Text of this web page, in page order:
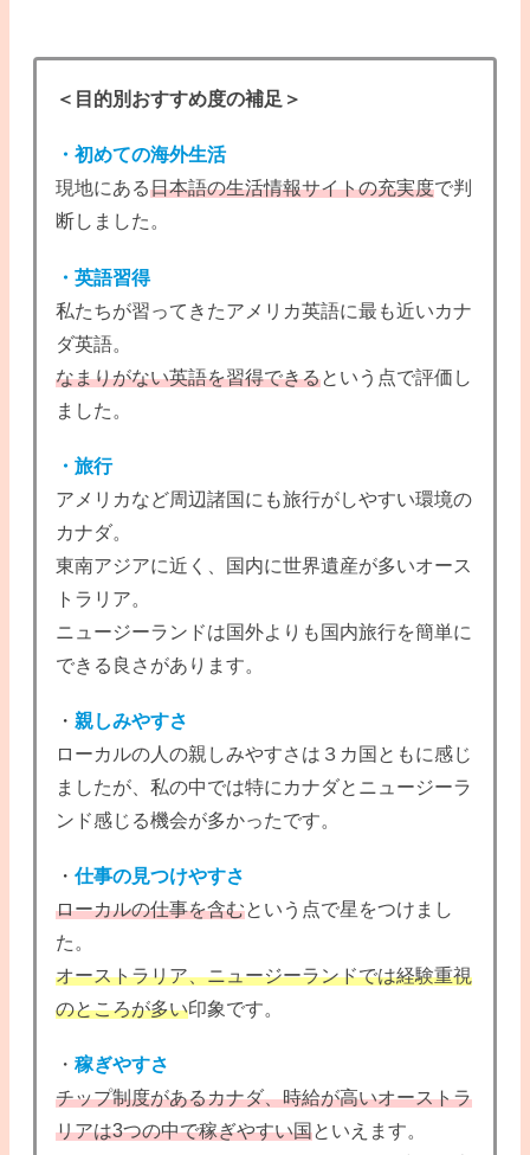
＜目的別おすすめ度の補足＞
・初めての海外生活
現地にある日本語の生活情報サイトの充実度で判
断しました。
・英語習得
私たちが習ってきたアメリカ英語に最も近いカナ
ダ英語。
なまりがない英語を習得できるという点で評価し
ました。
・旅行
アメリカなど周辺諸国にも旅行がしやすい環境の
カナダ。
東南アジアに近く、国内に世界遺産が多いオース
トラリア。
ニュージーランドは国外よりも国内旅行を簡単に
できる良さがあります。
・親しみやすさ
ローカルの人の親しみやすさは３カ国ともに感じ
ましたが、私の中では特にカナダとニュージーラ
ンド感じる機会が多かったです。
・仕事の見つけやすさ
ローカルの仕事を含むという点で星をつけまし
た。
オーストラリア、ニュージーランドでは経験重視
のところが多い印象です。
・稼ぎやすさ
チップ制度があるカナダ、時給が高いオーストラ
リアは3つの中で稼ぎやすい国といえます。